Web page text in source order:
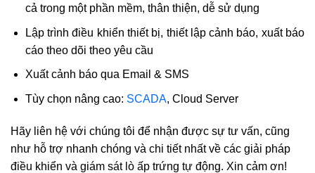
cả trong một phần mềm, thân thiện, dễ sử dụng
Lập trình điều khiển thiết bị, thiết lập cảnh báo, xuất báo
cáo theo dõi theo yêu cầu
Xuất cảnh báo qua Email & SMS
Tùy chọn nâng cao: SCADA, Cloud Server
Hãy liên hệ với chúng tôi để nhận được sự tư vấn, cũng
như hỗ trợ nhanh chóng và chi tiết nhất về các giải pháp
điều khiển và giám sát lò ấp trứng tự động. Xin cảm ơn!